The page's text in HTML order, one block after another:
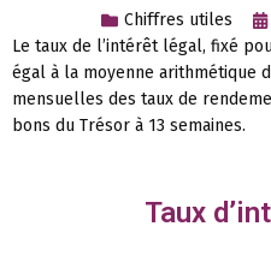
Chiffres utiles
Le taux de l’intérêt légal, fixé
égal à la moyenne arithmétique
mensuelles des taux de
bons du Trésor à 13 semaines.
Taux